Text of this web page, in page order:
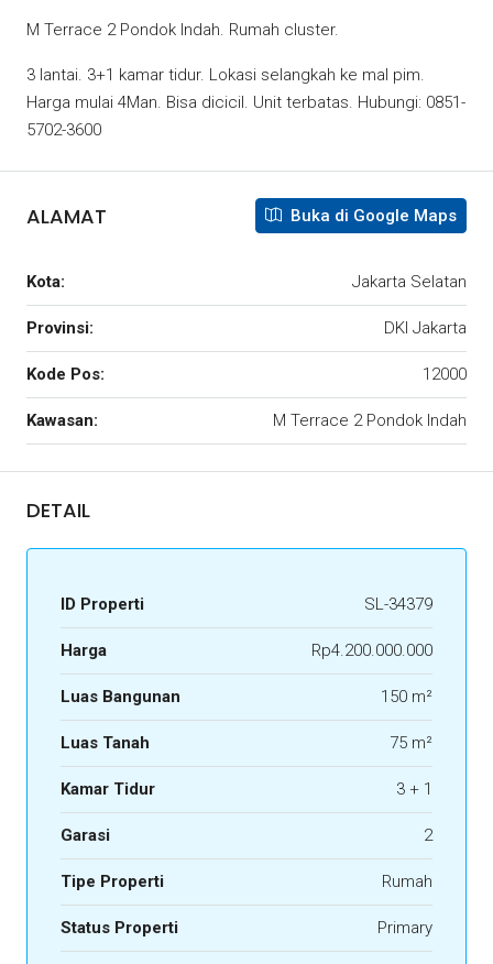
M Terrace 2 Pondok Indah. Rumah cluster.
3 lantai. 3+1 kamar tidur. Lokasi selangkah ke mal pim.
Harga mulai 4Man. Bisa dicicil. Unit terbatas. Hubungi: 0851-
5702-3600
ALAMAT Buka di Google Maps
Kota: Jakarta Selatan
Provinsi: DKI Jakarta
Kode Pos: 12000
Kawasan: M Terrace 2 Pondok Indah
DETAIL
ID Properti SL-34379
Harga Rp4.200.000.000
Luas Bangunan 150 m²
Luas Tanah 75 m²
Kamar Tidur 3 + 1
Garasi 2
Tipe Properti Rumah
Status Properti Primary